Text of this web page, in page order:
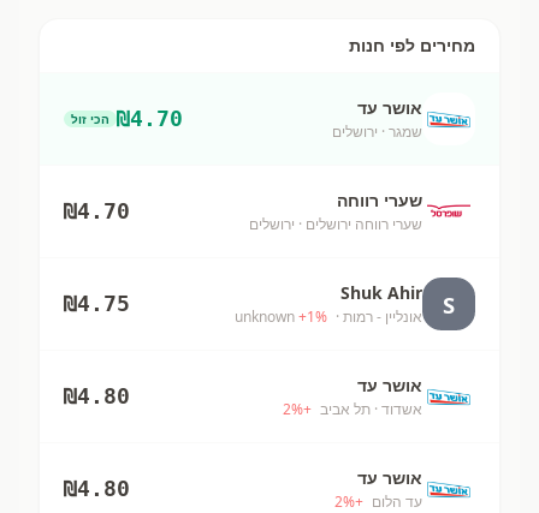
מחירים לפי חנות
אושר עד
שמגר · ירושלים
₪4.70 הכי זול
שערי רווחה
שערי רווחה ירושלים · ירושלים
₪4.70
S
Shuk Ahir
אונליין - רמות · unknown
+1%
₪4.75
אושר עד
אשדוד · תל אביב +
2%
₪4.80
אושר עד
עד הלום +
2%
₪4.80